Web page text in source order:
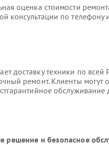
оценка стоимости
консультации по телефону
доставку техники по всей
ремонт. Клиенты могут
решение и безопасное